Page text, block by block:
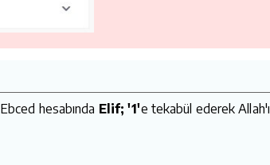
Ebced hesabında Elif; '1'e tekabül ederek